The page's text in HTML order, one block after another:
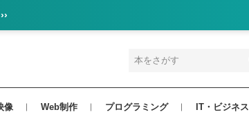
››
像 Web制作 プログラミング
IT・ビジネス